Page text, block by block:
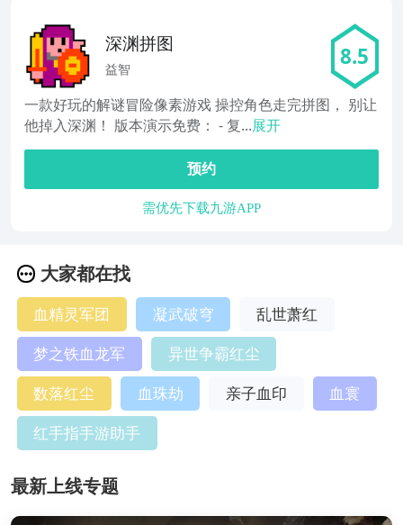
深渊拼图
益智 8.5
一款好玩的解谜冒险像素游戏 操控角色走完拼图， 别让
他掉入深渊！ 版本演示免费： - 复...展开
预约
需优先下载九游APP
大家都在找
血精灵军团 凝武破穹
乱世萧红
梦之铁血龙军
异世争霸红尘
数落红尘
血珠劫 亲子血印
血寰
红手指手游助手
最新上线专题